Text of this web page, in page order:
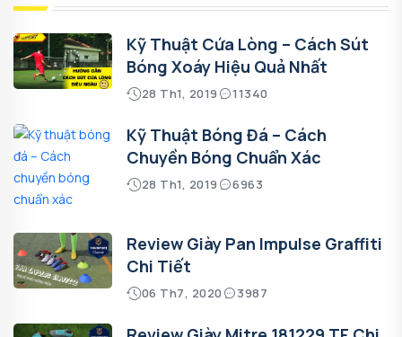
Kỹ Thuật Cứa Lòng – Cách Sút
Bóng Xoáy Hiệu Quả Nhất
28 Th1, 2019 11340
Kỹ Thuật Bóng Đá – Cách
Chuyền Bóng Chuẩn Xác
28 Th1, 2019 6963
Review Giày Pan Impulse Graffiti
Chi Tiết
06 Th7, 2020 3987